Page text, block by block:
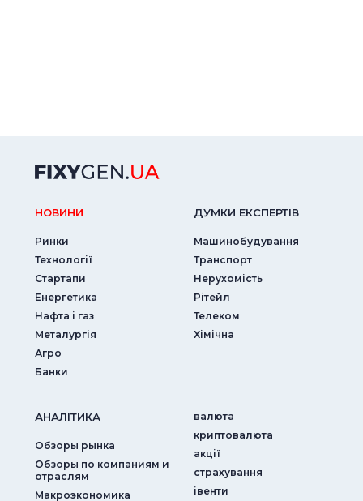
НОВИНИ
Ринки
Технології
Стартапи
Енергетика
Нафта і газ
Металургія
Агро
Банки
ДУМКИ ЕКСПЕРТIВ
Машинобудування
Транспорт
Нерухомість
Рітейл
Телеком
Хімічна
АНАЛIТИКА
Обзоры рынка
Обзоры по компаниям и
отраслям
Макроэкономика
валюта
криптовалюта
акції
страхування
iвенти